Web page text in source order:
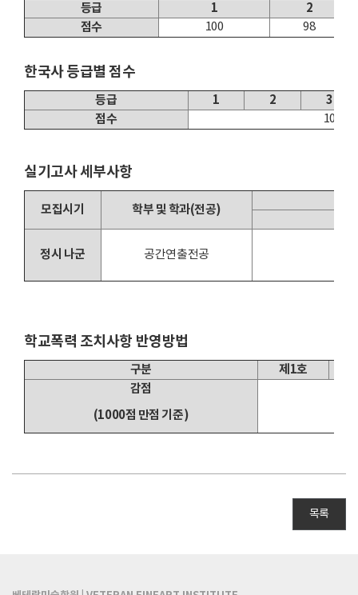
등급 1
2
점수
100 98
한국사 등급별 점수
등급 1 2
3
점수
10
실기고사 세부사항
모집시기 학부 및 학과(전공)
정시 나군 공간연출전공
학교폭력 조치사항 반영방법
구분 제1호
감점
(1000점 만점 기준)
목록